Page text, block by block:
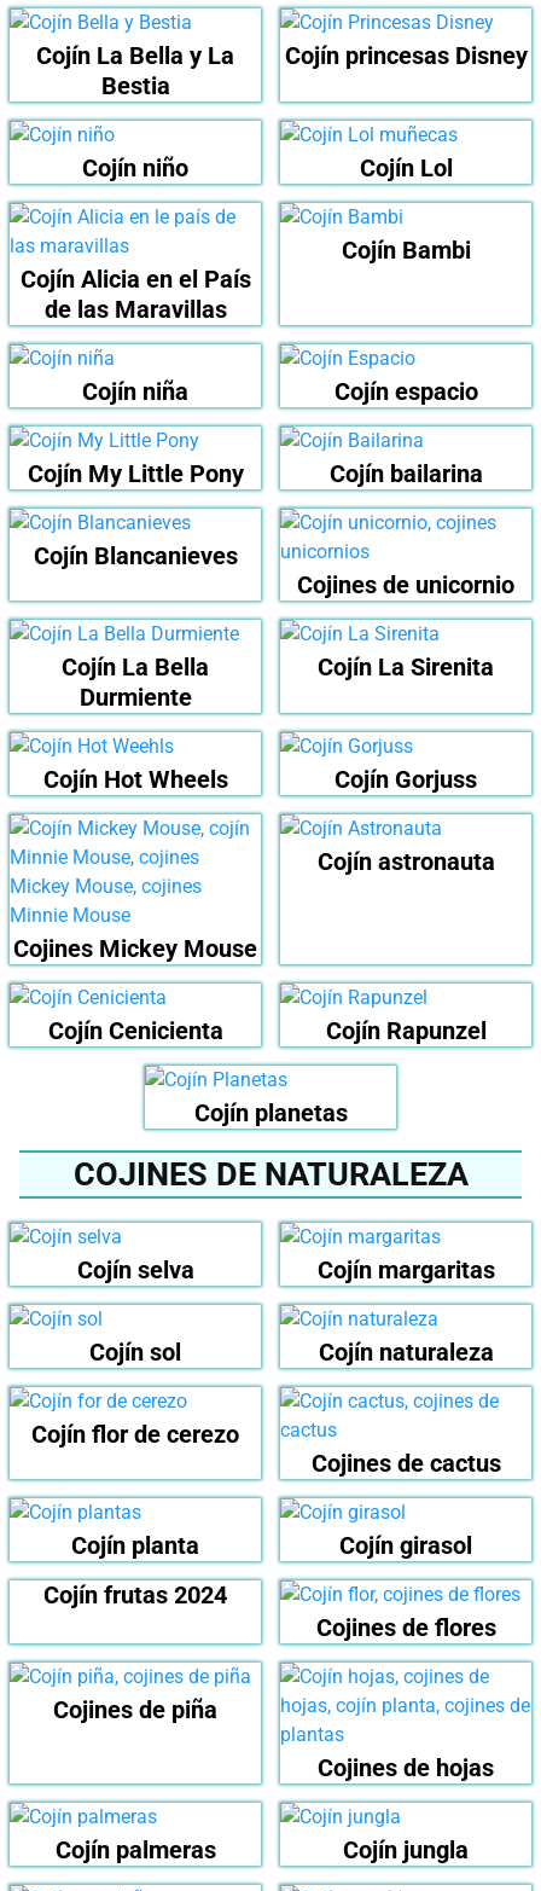
Cojín La Bella y La
Bestia
Cojín princesas Disney
Cojín niño Cojín Lol
Cojín Alicia en el País
de las Maravillas
Cojín Bambi
Cojín niña Cojín espacio
Cojín My Little Pony Cojín bailarina
Cojín Blancanieves
Cojines de unicornio
Cojín La Bella
Durmiente
Cojín La Sirenita
Cojín Hot Wheels Cojín Gorjuss
Cojines Mickey Mouse
Cojín astronauta
Cojín Cenicienta Cojín Rapunzel
Cojín planetas
COJINES DE NATURALEZA
Cojín selva Cojín margaritas
Cojín sol Cojín naturaleza
Cojín flor de cerezo
Cojines de cactus
Cojín planta
Cojín girasol
Cojín frutas 2024
Cojines de flores
Cojines de piña
Cojines de hojas
Cojín palmeras Cojín jungla